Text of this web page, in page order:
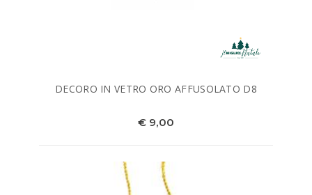
DECORO IN VETRO ORO AFFUSOLATO D8
€ 9,00